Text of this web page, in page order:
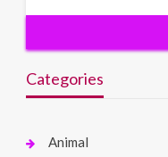
Categories
Animal